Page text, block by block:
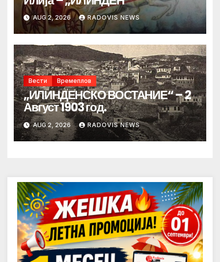
AUG 2, 2026 RADOVIS NEWS
Вести Времеплов
„ИЛИНДЕНСКО ВОСТАНИЕ“ – 2
Август 1903 год.
AUG 2, 2026 RADOVIS NEWS